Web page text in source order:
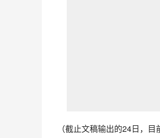
（截止文稿输出的24日，目